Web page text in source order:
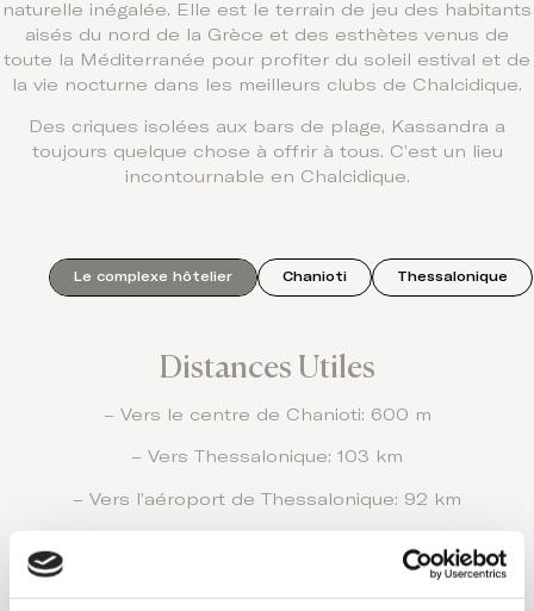
naturelle inégalée. Elle est le terrain de jeu des habitants
aisés du nord de la Grèce et des esthètes venus de
toute la Méditerranée pour profiter du soleil estival et de
la vie nocturne dans les meilleurs clubs de Chalcidique.
Des criques isolées aux bars de plage, Kassandra a
toujours quelque chose à offrir à tous. C’est un lieu
incontournable en Chalcidique.
Le complexe hôtelier Chanioti Thessalonique
Distances Utiles
– Vers le centre de Chanioti: 600 m
– Vers Thessalonique: 103 km
– Vers l’aéroport de Thessalonique: 92 km